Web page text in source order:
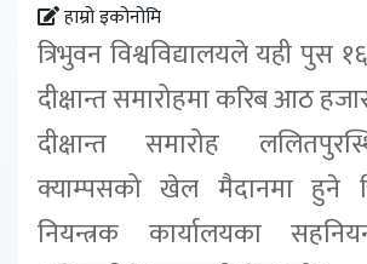
हाम्रो इकोनोमि
त्रिभुवन विश्वविद्यालयले यही
दीक्षान्त समारोहमा करिब आठ हजार
दीक्षान्त समारोह
क्याम्पसको खेल मैदानमा हुने
नियन्त्रक कार्यालयका